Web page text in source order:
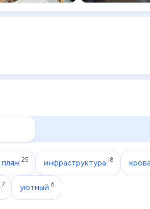
пляж 25 инфраструктура 18
7 уютный 6